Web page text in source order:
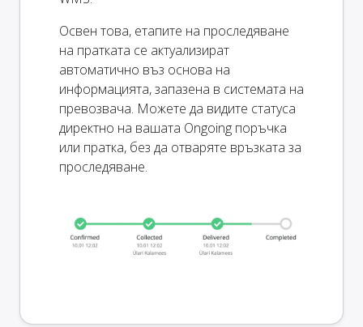
Освен това, етапите на проследяване
на пратката се актуализират
автоматично въз основа на
информацията, запазена в системата на
превозвача. Можете да видите статуса
директно на вашата Ongoing поръчка
или пратка, без да отваряте връзката за
проследяване.